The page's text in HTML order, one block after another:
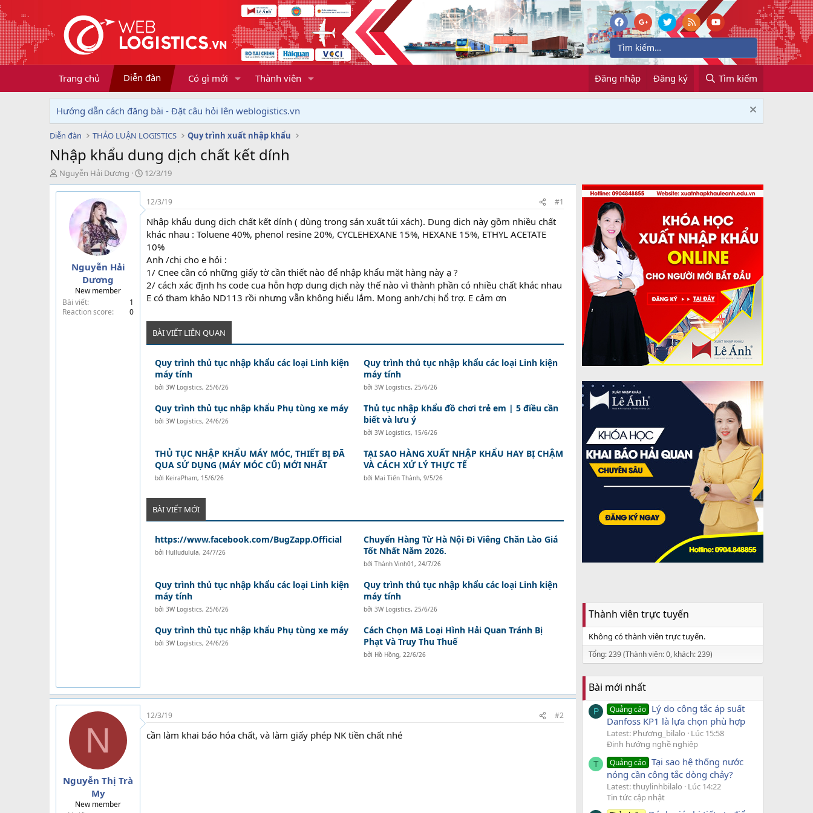
Trang chủ Diễn đàn Có gì mới Thành viên Đăng nhập Đăng ký Tìm kiếm
Hướng dẫn cách đăng bài - Đặt câu hỏi lên weblogistics.vn
Diễn đàn THẢO LUẬN LOGISTICS Quy trình xuất nhập khẩu
Nhập khẩu dung dịch chất kết dính
T
h
r
Nguyễn Hải Dương
N
g
ử
12/3/19
Nguyễn Hải
Dương
New member
Bài viết
1
Reaction score
0
12/3/19 #1
Nhập khẩu dung dịch chất kết dính ( dùng trong sản xuất túi xách). Dung dịch này gồm nhiều chất
khác nhau : Toluene 40%, phenol resine 20%, CYCLEHEXANE 15%, HEXANE 15%, ETHYL ACETATE
10%
Anh /chị cho e hỏi :
1/ Cnee cần có những giấy tờ cần thiết nào để nhập khẩu mặt hàng này ạ ?
2/ cách xác định hs code cua hỗn hợp dung dịch này thế nào vì thành phần có nhiều chất khác nhau
E có tham khảo ND113 rồi nhưng vẫn không hiểu lắm. Mong anh/chị hổ trợ. E cảm ơn
BÀI VIẾT LIÊN QUAN
Quy trình thủ tục nhập khẩu các loại Linh kiện
máy tính
bởi 3W Logistics, 25/6/26
Quy trình thủ tục nhập khẩu các loại Linh kiện
máy tính
bởi 3W Logistics, 25/6/26
Quy trình thủ tục nhập khẩu Phụ tùng xe máy
bởi 3W Logistics, 24/6/26
Thủ tục nhập khẩu đồ chơi trẻ em | 5 điều cần
biết và lưu ý
bởi 3W Logistics, 15/6/26
THỦ TỤC NHẬP KHẨU MÁY MÓC, THIẾT BỊ ĐÃ
QUA SỬ DỤNG (MÁY MÓC CŨ) MỚI NHẤT
bởi KeiraPham, 15/6/26
TẠI SAO HÀNG XUẤT NHẬP KHẨU HAY BỊ CHẬM
VÀ CÁCH XỬ LÝ THỰC TẾ
bởi Mai Tiến Thành, 9/5/26
BÀI VIẾT MỚI
https://www.facebook.com/BugZapp.Official
bởi Hulludulula, 24/7/26
Chuyển Hàng Từ Hà Nội Đi Viêng Chăn Lào Giá
Tốt Nhất Năm 2026.
bởi Thành Vinh01, 24/7/26
Quy trình thủ tục nhập khẩu các loại Linh kiện
máy tính
bởi 3W Logistics, 25/6/26
Quy trình thủ tục nhập khẩu các loại Linh kiện
máy tính
bởi 3W Logistics, 25/6/26
Quy trình thủ tục nhập khẩu Phụ tùng xe máy
bởi 3W Logistics, 24/6/26
Cách Chọn Mã Loại Hình Hải Quan Tránh Bị
Phạt Và Truy Thu Thuế
bởi Hồ Hồng, 22/6/26
N
Nguyễn Thị Trà
My
New member
12/3/19 #2
cần làm khai báo hóa chất, và làm giấy phép NK tiền chất nhé
Thành viên trực tuyến
Không có thành viên trực tuyến.
Tổng: 239 (Thành viên: 0, khách: 239)
Bài mới nhất
P Quảng cáo Lý do công tắc áp suất
Danfoss KP1 là lựa chọn phù hợp
Latest: Phương_bilalo
Lúc 15:58
Định hướng nghề nghiệp
T Quảng cáo Tại sao hệ thống nước
nóng cần công tắc dòng chảy?
Latest: thuylinhbilalo
Lúc 14:22
Tin tức cập nhật